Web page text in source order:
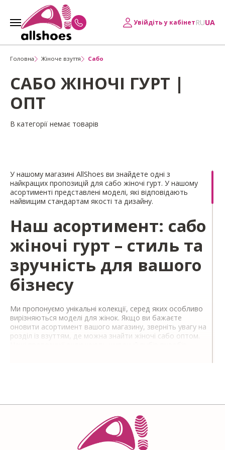
Увійдіть у кабінетRUUA
Головна Жіноче взуття Сабо
САБО ЖІНОЧІ ГУРТ |
ОПТ
В категорії немає товарів
У нашому магазині AllShoes ви знайдете одні з
найкращих пропозицій для сабо жіночі гурт. У нашому
асортименті представлені моделі, які відповідають
найвищим стандартам якості та дизайну.
Наш асортимент: сабо
жіночі гурт – стиль та
зручність для вашого
бізнесу
Ми пропонуємо унікальні колекції, серед яких особливо
вирізняються моделі для жінок. Якщо ви бажаєте
оновити асортимент вашого магазину, зверніть увагу на
розділ із взуттям, де можна знайти жіночі сабо оптом.
асортимент для всіх
У каталозі AllShoes ви знайдете різноманітні категорії